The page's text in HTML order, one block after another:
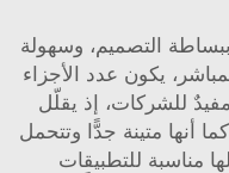
التصميم، وسهولة
يكون عدد الأجزاء
للشركات، إذ يقلّل
أنها متينة جدًّا وتتحمل
مناسبة للتطبيقات